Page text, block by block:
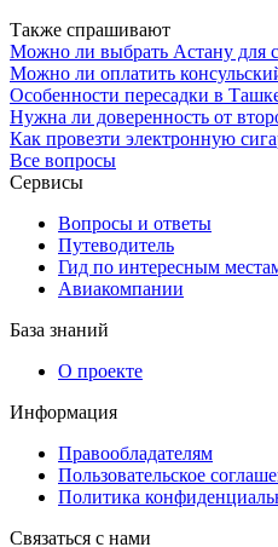
Также спрашивают
Можно ли выбрать Астану для
Можно ли оплатить
Особенности пересадки в
Нужна ли доверенность от
Как провезти электронную
Все вопросы
Сервисы
Вопросы и ответы
Путеводитель
Гид по интересным
Авиакомпании
База знаний
О проекте
Информация
Правообладателям
Пользовательское
Политика
Связаться с нами